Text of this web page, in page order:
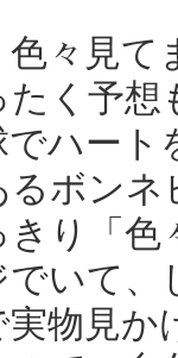
色々見て
たく予
でハート
るボン
きり「色
でいて、
実物見か